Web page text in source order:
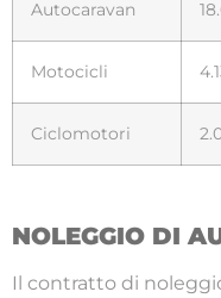
Autocaravan
Motocicli
Ciclomotori
NOLEGGIO DI
Il contratto di